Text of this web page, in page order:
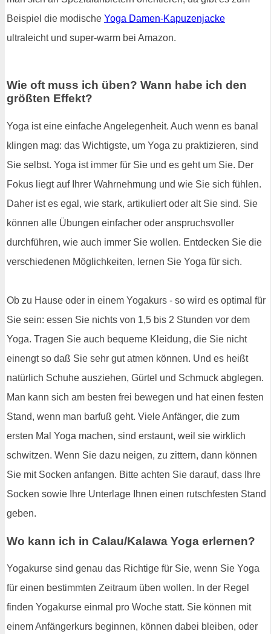
Beispiel die modische Yoga Damen-Kapuzenjacke
ultraleicht und super-warm bei Amazon.
Wie oft muss ich üben? Wann habe ich den
größten Effekt?
Yoga ist eine einfache Angelegenheit. Auch wenn es banal
klingen mag: das Wichtigste, um Yoga zu praktizieren, sind
Sie selbst. Yoga ist immer für Sie und es geht um Sie. Der
Fokus liegt auf Ihrer Wahrnehmung und wie Sie sich fühlen.
Daher ist es egal, wie stark, artikuliert oder alt Sie sind. Sie
können alle Übungen einfacher oder anspruchsvoller
durchführen, wie auch immer Sie wollen. Entdecken Sie die
verschiedenen Möglichkeiten, lernen Sie Yoga für sich.
Ob zu Hause oder in einem Yogakurs - so wird es optimal für
Sie sein: essen Sie nichts von 1,5 bis 2 Stunden vor dem
Yoga. Tragen Sie auch bequeme Kleidung, die Sie nicht
einengt so daß Sie sehr gut atmen können. Und es heißt
natürlich Schuhe ausziehen, Gürtel und Schmuck abglegen.
Man kann sich am besten frei bewegen und hat einen festen
Stand, wenn man barfuß geht. Viele Anfänger, die zum
ersten Mal Yoga machen, sind erstaunt, weil sie wirklich
schwitzen. Wenn Sie dazu neigen, zu zittern, dann können
Sie mit Socken anfangen. Bitte achten Sie darauf, dass Ihre
Socken sowie Ihre Unterlage Ihnen einen rutschfesten Stand
geben.
Wo kann ich in Calau/Kalawa Yoga erlernen?
Yogakurse sind genau das Richtige für Sie, wenn Sie Yoga
für einen bestimmten Zeitraum üben wollen. In der Regel
finden Yogakurse einmal pro Woche statt. Sie können mit
einem Anfängerkurs beginnen, können dabei bleiben, oder